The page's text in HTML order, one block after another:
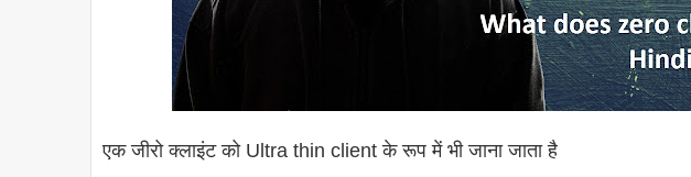
एकजीरोक्लाइंटको Ultra thin client के रूप में भी जाना जाता है